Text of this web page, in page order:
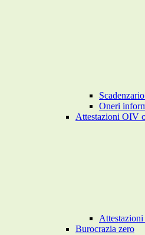
Oneri
Attestazioni OIV
Burocrazia zero